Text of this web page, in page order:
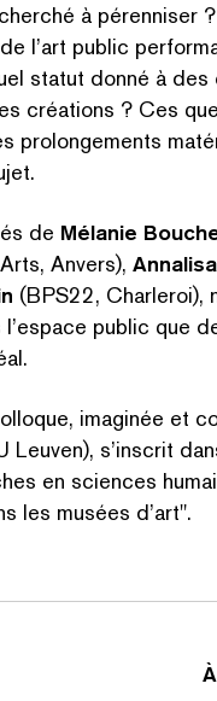
à pérenniser
l’art public
statut donné à
créations ? Ces
pro­longe­ments
de Mélanie
Anvers),
(BPS22, Charleroi),
public que
imaginée et
Leuven), s’inscrit
en sciences
les musées d’art".